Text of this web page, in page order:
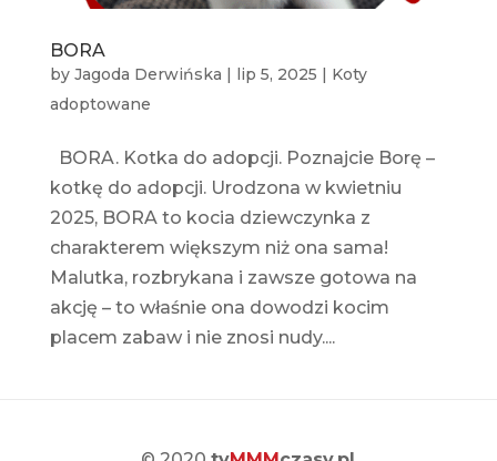
BORA
by Jagoda Derwińska | lip 5, 2025 | Koty
adoptowane
BORA. Kotka do adopcji. Poznajcie Borę –
kotkę do adopcji. Urodzona w kwietniu
2025, BORA to kocia dziewczynka z
charakterem większym niż ona sama!
Malutka, rozbrykana i zawsze gotowa na
akcję – to właśnie ona dowodzi kocim
placem zabaw i nie znosi nudy....